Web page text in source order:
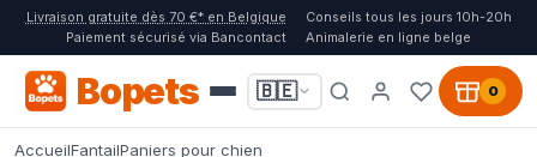
Livraison gratuite dès 70 €* en Belgique
Conseils tous les jours 10h-20h
Paiement sécurisé via Bancontact
Animalerie en ligne belge
Bopets 🇧🇪 0
AccueilFantailPaniers pour chien